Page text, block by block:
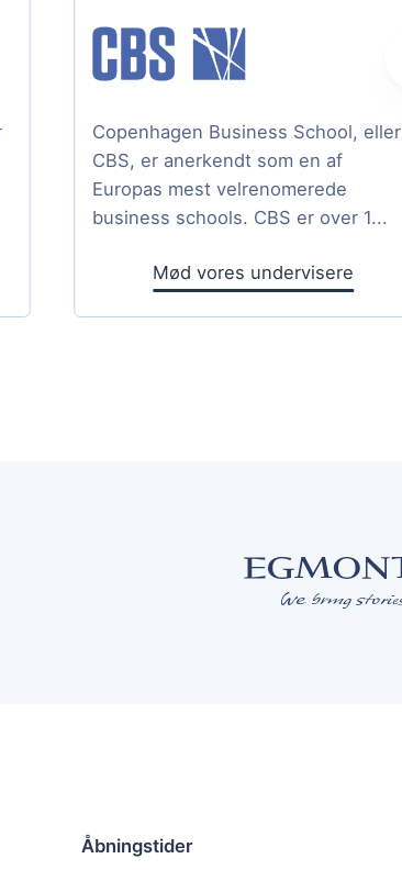
Copenhagen Business School, eller
CBS, er anerkendt som en af
Europas mest velrenomerede
business schools. CBS er over 1...
Mød vores undervisere
Åbningstider